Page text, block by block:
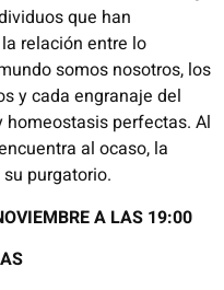
que han
relación entre lo
somos nosotros, los
y cada engranaje del
perfectas. Al
al ocaso, la
purgatorio.
A LAS 19:00